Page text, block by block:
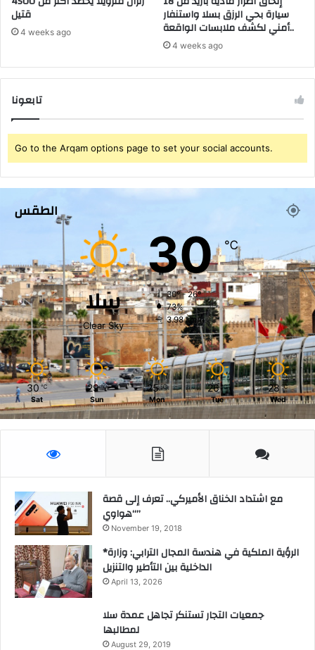
ة
ل
د
ة
ا
ج
ر
و
ك
و
ر
و
قتيل
4 weeks ago
سيارة بحي الرزق بسلا واستنفار
أمني لكشف ملابسات الواقعة..
4 weeks ago
تابعونا
Go to the Arqam options page to set your social accounts.
الطقس
سلا
Clear Sky
30℃
30º - 26º
73%
3.98 km/h
30 ℃
Sat
29 ℃
Sun
25 ℃
Mon
26 ℃
Tue
28 ℃
Wed
مع اشتداد الخناق الأميركي.. تعرف إلى قصة
“هواوي”
November 19, 2018
*الرؤية الملكية في هندسة المجال الترابي: وزارة
الداخلية بين التأطير والتنزيل
April 13, 2026
جمعيات التجار تستنكر تجاهل عمدة سلا
لمطالبها
August 29, 2019